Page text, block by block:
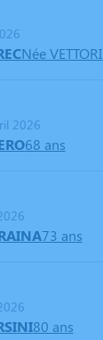
Née VETTORI
2026
68 ans
73 ans
80 ans